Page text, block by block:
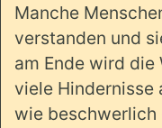
Manche
verstanden und
am Ende wird die
viele Hindernisse
wie beschwerlich